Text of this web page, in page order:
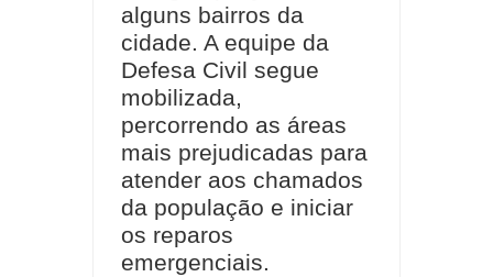
alguns bairros da
cidade. A equipe da
Defesa Civil segue
mobilizada,
percorrendo as áreas
mais prejudicadas para
atender aos chamados
da população e iniciar
os reparos
emergenciais.